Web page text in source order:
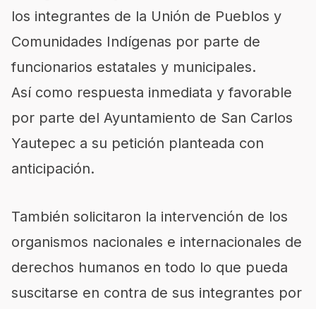
los integrantes de la Unión de Pueblos y
Comunidades Indígenas por parte de
funcionarios estatales y municipales.
Así como respuesta inmediata y favorable
por parte del Ayuntamiento de San Carlos
Yautepec a su petición planteada con
anticipación.
También solicitaron la intervención de los
organismos nacionales e internacionales de
derechos humanos en todo lo que pueda
suscitarse en contra de sus integrantes por